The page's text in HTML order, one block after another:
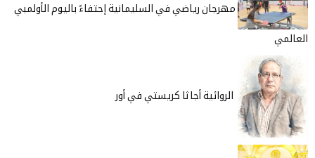
مهرجان رياضي في السليمانية إحتفاءً باليوم الأولمبي
العالمي
الروائية أجاثا كريستي في أور